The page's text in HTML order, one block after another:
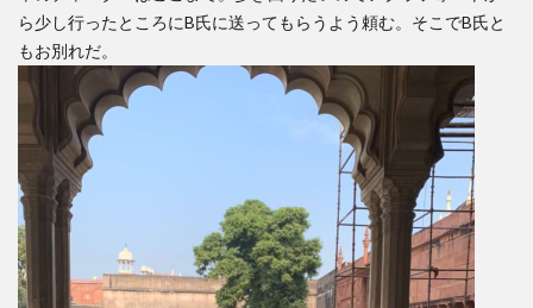
ら少し行ったところにB氏に送ってもらうよう頼む。そこでB氏と
もお別れだ。